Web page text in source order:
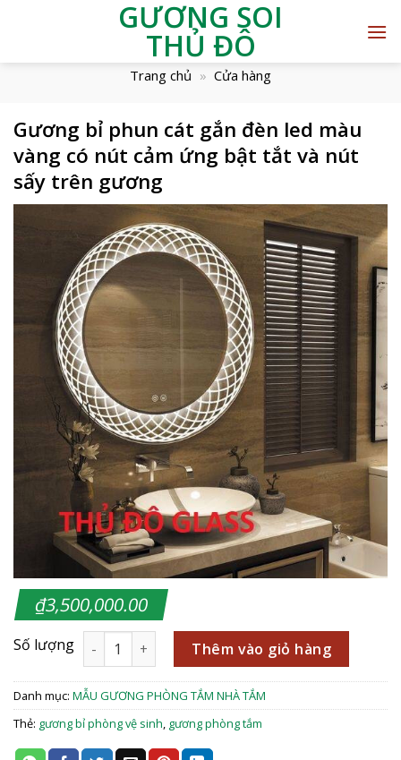
GƯƠNG SOI
THỦ ĐÔ
Trang chủ » Cửa hàng
Gương bỉ phun cát gắn đèn led màu
vàng có nút cảm ứng bật tắt và nút
sấy trên gương
₫3,500,000.00
Thêm vào giỏ hàng
Danh mục: MẪU GƯƠNG PHÒNG TẮM NHÀ TẮM
Thẻ: gương bỉ phòng vệ sinh, gương phòng tắm